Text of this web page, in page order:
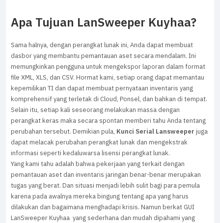
Apa Tujuan LanSweeper Kuyhaa?
Sama halnya, dengan perangkat lunak ini, Anda dapat membuat
dasbor yang membantu pemantauan aset secara mendalam. Ini
memungkinkan pengguna untuk mengekspor laporan dalam format
file XML, XLS, dan CSV. Hormat kami, setiap orang dapat memantau
kepemilikan TI dan dapat membuat pernyataan inventaris yang
komprehensif yang terletak di Cloud, Ponsel, dan bahkan di tempat.
Selain itu, setiap kali seseorang melakukan massa dengan
perangkat keras maka secara spontan memberi tahu Anda tentang
perubahan tersebut. Demikian pula, Kunci Serial Lansweeper juga
dapat melacak perubahan perangkat lunak dan mengekstrak
informasi seperti kedaluwarsa lisensi perangkat lunak.
Yang kami tahu adalah bahwa pekerjaan yang terkait dengan
pemantauan aset dan inventaris jaringan benar-benar merupakan
tugas yang berat. Dan situasi menjadi lebih sulit bagi para pemula
karena pada awalnya mereka bingung tentang apa yang harus
dilakukan dan bagaimana menghadapi krisis. Namun berkat GUI
LanSweeper Kuyhaa yang sederhana dan mudah dipahami yang